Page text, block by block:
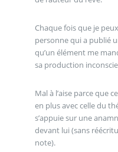
Chaque fois que je
personne qui a publié
qu’un élément me
sa production
Mal à l’aise parce que
en plus avec celle du
s’appuie sur une
devant lui (sans
note).